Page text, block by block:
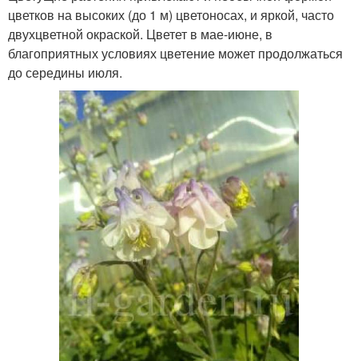
цветков на высоких (до 1 м) цветоносах, и яркой, часто
двухцветной окраской. Цветет в мае-июне, в
благоприятных условиях цветение может продолжаться
до середины июля.